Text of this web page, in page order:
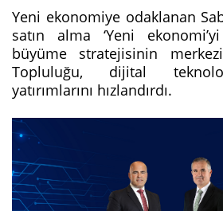
Yeni ekonomiye odaklanan
satın alma ‘Yeni
büyüme stratejisinin
Topluluğu, dijital
yatırımlarını hızlandırdı.